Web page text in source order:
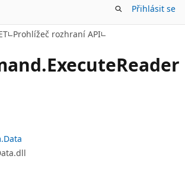
Přihlásit se
Prohlížeč rozhraní API
ExecuteReader